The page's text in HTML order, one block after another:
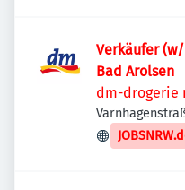
Verkäufer
Bad Arolsen
dm-drogerie
Deutschland